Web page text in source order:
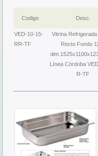
Codigo Desc.
VED-10-15-
RR-TF
Vitrina
Recto Fondo
Línea Córdoba
R-TF